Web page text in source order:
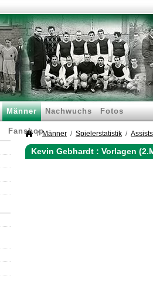
Männer Nachwuchs Fotos
FanshopMänner Spielerstatistik Assists
Kevin Gebhardt : Vorlagen